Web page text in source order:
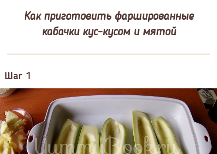
Как приготовить фаршированные
кабачки кус-кусом и мятой
Шаг 1